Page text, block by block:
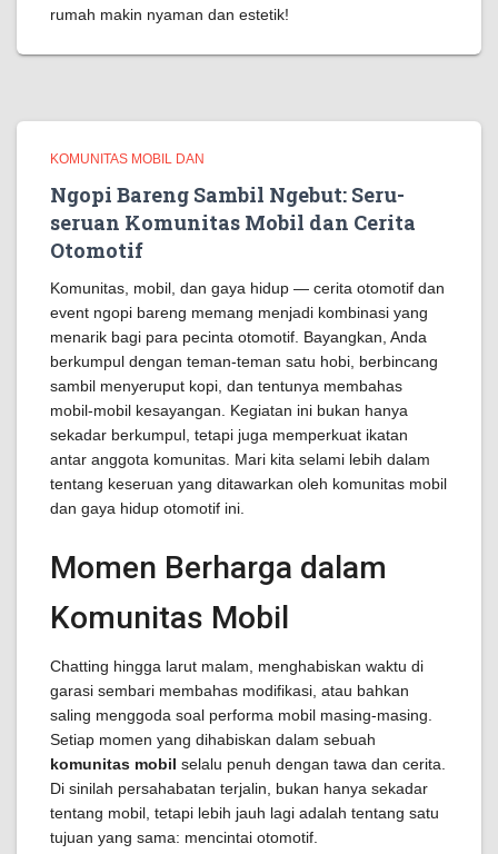
rumah makin nyaman dan estetik!
KOMUNITAS MOBIL DAN
Ngopi Bareng Sambil Ngebut: Seru-
seruan Komunitas Mobil dan Cerita
Otomotif
Komunitas, mobil, dan gaya hidup — cerita otomotif dan
event ngopi bareng memang menjadi kombinasi yang
menarik bagi para pecinta otomotif. Bayangkan, Anda
berkumpul dengan teman-teman satu hobi, berbincang
sambil menyeruput kopi, dan tentunya membahas
mobil-mobil kesayangan. Kegiatan ini bukan hanya
sekadar berkumpul, tetapi juga memperkuat ikatan
antar anggota komunitas. Mari kita selami lebih dalam
tentang keseruan yang ditawarkan oleh komunitas mobil
dan gaya hidup otomotif ini.
Momen Berharga dalam
Komunitas Mobil
Chatting hingga larut malam, menghabiskan waktu di
garasi sembari membahas modifikasi, atau bahkan
saling menggoda soal performa mobil masing-masing.
Setiap momen yang dihabiskan dalam sebuah
komunitas mobil selalu penuh dengan tawa dan cerita.
Di sinilah persahabatan terjalin, bukan hanya sekadar
tentang mobil, tetapi lebih jauh lagi adalah tentang satu
tujuan yang sama: mencintai otomotif.